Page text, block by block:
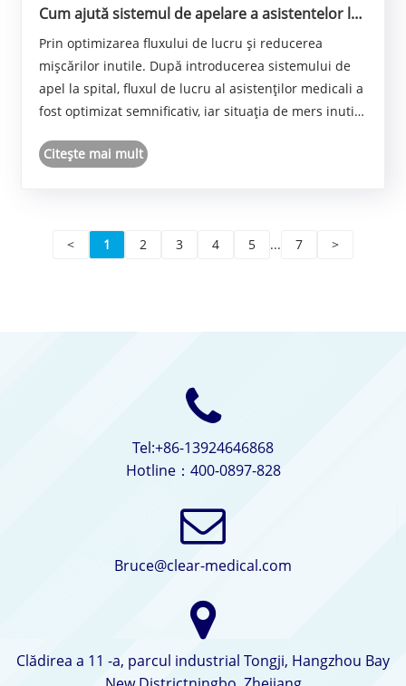
Cum ajută sistemul de apelare a asistentelor la
Prin optimizarea fluxului de lucru și reducerea
mișcărilor inutile. După introducerea sistemului de
apel la spital, fluxul de lucru al asistenților medicali a
fost optimizat semnificativ, iar situația de mers inutile
Citeşte mai mult
< 1 2 3 4 5 ... 7 >
Tel:+86-13924646868
Hotline：400-0897-828
Bruce@clear-medical.com
Clădirea a 11 -a, parcul industrial Tongji, Hangzhou Bay